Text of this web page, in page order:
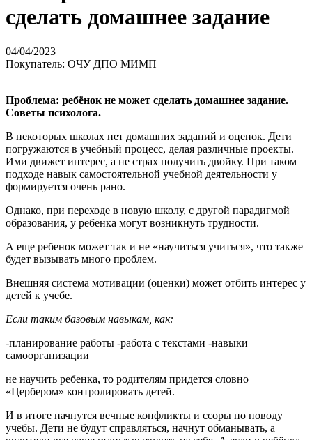
сделать домашнее задание
04/04/2023
Покупатель: ОЧУ ДПО МИМП
Проблема: ребёнок не может сделать домашнее задание.
Советы психолога.
В некоторых школах нет домашних заданий и оценок. Дети
погружаются в учебный процесс, делая различные проекты.
Ими движет интерес, а не страх получить двойку. При таком
подходе навык самостоятельной учебной деятельности у
формируется очень рано.
Однако, при переходе в новую школу, с другой парадигмой
образования, у ребенка могут возникнуть трудности.
А еще ребенок может так и не «научиться учиться», что также
будет вызывать много проблем.
Внешняя система мотивации (оценки) может отбить интерес у
детей к учебе.
Если таким базовым навыкам, как:
-планирование работы -работа с текстами -навыки
самоорганизации
не научить ребенка, то родителям придется словно
«Цербером» контролировать детей.
И в итоге начнутся вечные конфликты и ссоры по поводу
учебы. Дети не будут справляться, начнут обманывать, а